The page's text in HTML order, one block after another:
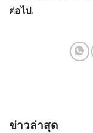
ต่อไป.
ข่าวล่าสุด